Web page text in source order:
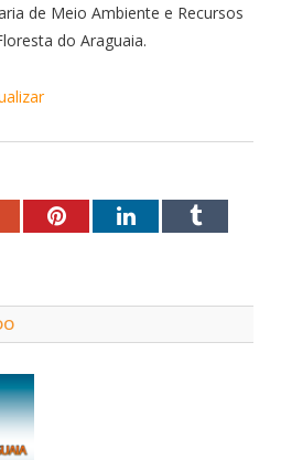
de Meio Ambiente e Recursos
do Araguaia.
PinterestLinkedInTumblr